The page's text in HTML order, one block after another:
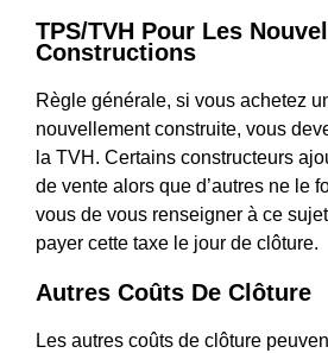
TPS/TVH Pour Les
Constructions
Règle générale, si vous achetez
nouvellement construite, vous
la TVH. Certains constructeurs
de vente alors que d’autres ne le
vous de vous renseigner à ce
payer cette taxe le jour de clôture.
Autres Coûts De Clôture
Les autres coûts de clôture